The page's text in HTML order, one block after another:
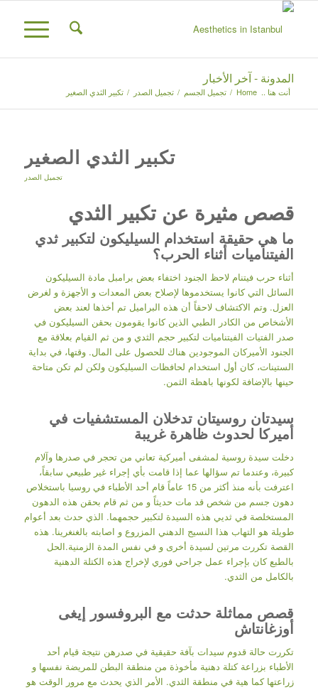
المدونة - آخر الأخبار
أنت هنا .. Home
/ تجميل الجسم / تجميل الصدر / تكبير الثدي الصغير
تكبير الثدي الصغير
تجميل الصدر
قصص مثيرة عن تكبير الثدي
ما هي حقيقة استخدام السيليكون لتكبير ثدي
الفيتناميات أثناء الحرب؟
أثناء حرب فيتنام لاحظ الجنود اختفاء بعض برامبل مادة السيليكون
السائل التي كانوا يستخدموها لإصلاح بعض المعدات و الأجهزة و لغرض
العزل. وتم الاكتشاف لاحقاً أن هذه البراميل تم أخذها لعند بعض
الأشخاص من الكادر الطبي الذين كانوا يقومون بحقن السيليكون في
صدر الفتيات الفيتناميات لتكبير حجم الثدي و من ثم القيام بعلاقة مع
الجنود الأميركان الموجودين هناك للحصول على المال. وقتها، في بداية
الستينات، كان أول استخدام لحافظات السيليكون ولكن لم تكن متاحة
حينها بالإضافة لكونها باهظة الثمن.
سيدتان روسيتان تدخلان المستشفيات في
أميركا لحدوث ظاهرة غريبة
دخلت سيدة روسية لمشفى أميركية تعاني من تحجر في صدرها وآلام
كبيرة، وعندما تم سؤالها عما إذا قامت بأي إجراء غير طبيعي سابقاً،
اعترفت بأنه منذ أكثر من 15 عاماً قام أحد الأطباء في روسيا باستخلاص
دهون جسم من شخص قد مات حديثاً و من ثم قام بحقن هذه الدهون
المستخلصة في ثديي هذه السيدة لتكبير حجمهما. الذي حدث بعد أعوام
طويلة هو التهاب هذا النسيج الدهني المزروع و اصابته بالغنغرينا. هذه
القصة تكررت مرتين لسيدة أخرى و في نفس المدة الزمنية.الحل
بالطبع كان بإجراء عمل جراحي فوري لإخراج هذه الكتلة الدهنية
بالكامل من الثدي.
قصص مماثلة حدثت مع البروفسور إيغى
أوزغانتاش
تكررت حالة قدوم سيدات بآفة حقيقية في صدرهن نتيجة قيام أحد
الأطباء بزراعة كتلة دهنية مأخوذة من منطقة البطن للمريضة نفسها و
زراعتها كما هية في منطقة الثدي. الأمر الذي يحدث مع مرور الوقت هو